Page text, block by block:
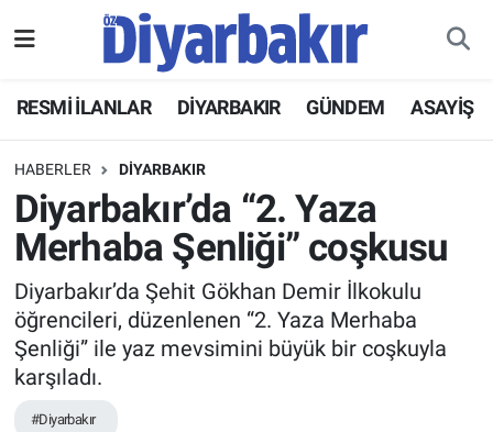
RESMİ İLANLAR DİYARBAKIR GÜNDEM ASAYİŞ
HABERLER DİYARBAKIR
Diyarbakır’da “2. Yaza
Merhaba Şenliği” coşkusu
Diyarbakır’da Şehit Gökhan Demir İlkokulu
öğrencileri, düzenlenen “2. Yaza Merhaba
Şenliği” ile yaz mevsimini büyük bir coşkuyla
karşıladı.
#Diyarbakır
ASAYİŞ
DİYARBAKIR
EKONOMİ
GÜNDEM
BÖLGE
DÜNYA
Hava Durumu
Namaz Vakitleri
Trafik Durumu
Süper Lig Puan Durumu ve Fikstür
Tüm Manşetler
Son Dakika Haberleri